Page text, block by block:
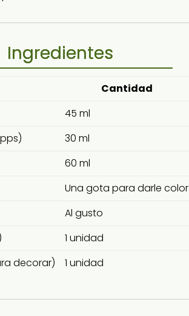
Ingredientes
Cantidad
45 ml
30 ml
60 ml
Una gota para darle color
Al gusto
1 unidad
decorar)
1 unidad